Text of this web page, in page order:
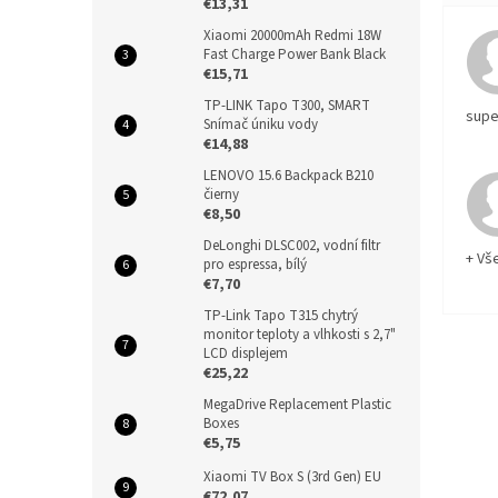
Xiaomi 20000mAh Redmi 18W
Fast Charge Power Bank Black
€15,71
TP-LINK Tapo T300, SMART
Snímač úniku vody
€14,88
LENOVO 15.6 Backpack B210
čierny
€8,50
DeLonghi DLSC002, vodní filtr
pro espressa, bílý
€7,70
TP-Link Tapo T315 chytrý
monitor teploty a vlhkosti s 2,7"
LCD displejem
€25,22
MegaDrive Replacement Plastic
Boxes
€5,75
Xiaomi TV Box S (3rd Gen) EU
+